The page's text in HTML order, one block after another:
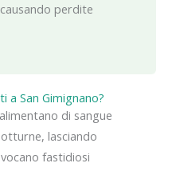
a San Gimignano?
di sangue
lasciando
fastidiosi
perdite